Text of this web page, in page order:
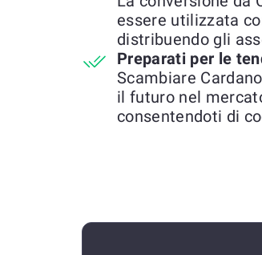
essere utilizzata
distribuendo gli
Preparati per le
Scambiare
il futuro nel
consentendoti di